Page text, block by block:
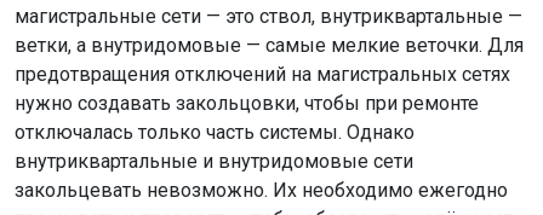
магистральные сети — это ствол, внутриквартальные —
ветки, а внутридомовые — самые мелкие веточки. Для
предотвращения отключений на магистральных сетях
нужно создавать закольцовки, чтобы при ремонте
отключалась только часть системы. Однако
внутриквартальные и внутридомовые сети
закольцевать невозможно. Их необходимо ежегодно